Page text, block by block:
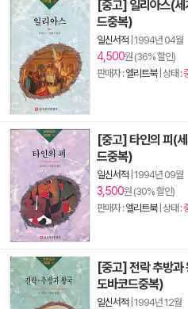
[중고] 일리아스(
드중복)
일신서적 1994년 04월
4,500원 (36% 할인)
판매자 :엘리트북| 상태 :
[중고] 타인의 피(
드중복)
일신서적 1994년 09월
3,500원 (30% 할인)
판매자 :엘리트북| 상태 :
[중고] 전락 추방
도바코드중복)
일신서적 1994년 12월